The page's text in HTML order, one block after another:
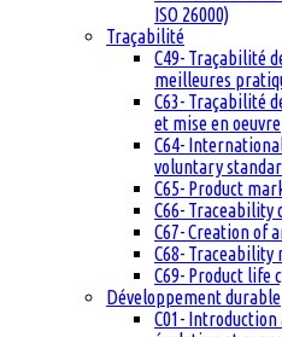
ISO 26000)
Traçabilité
C49- Traçabilité
meilleures
C63- Traçabilité
et mise en oeuvre
C64-
voluntary
C65- Product
C66- Traceability
C67- Creation of
C68- Traceability
C69- Product life
Développement durable
C01-